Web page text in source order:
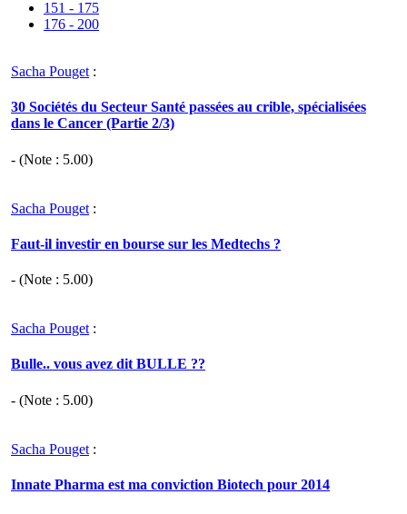
151 - 175
176 - 200
Sacha Pouget :
30 Sociétés du Secteur Santé passées au crible, spécialisées
dans le Cancer (Partie 2/3)
- (Note : 5.00)
Sacha Pouget :
Faut-il investir en bourse sur les Medtechs ?
- (Note : 5.00)
Sacha Pouget :
Bulle.. vous avez dit BULLE ??
- (Note : 5.00)
Sacha Pouget :
Innate Pharma est ma conviction Biotech pour 2014